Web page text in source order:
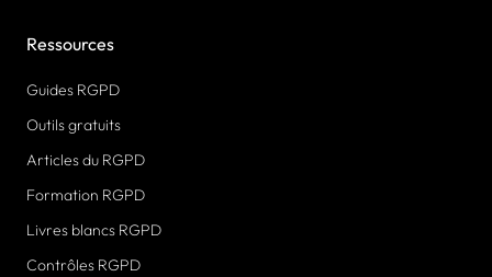
Ressources
Guides RGPD
Outils gratuits
Articles du RGPD
Formation RGPD
Livres blancs RGPD
Contrôles RGPD